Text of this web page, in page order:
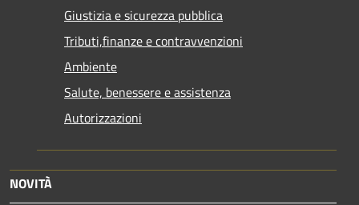
Giustizia e sicurezza pubblica
Tributi,finanze e contravvenzioni
Ambiente
Salute, benessere e assistenza
Autorizzazioni
NOVITÀ